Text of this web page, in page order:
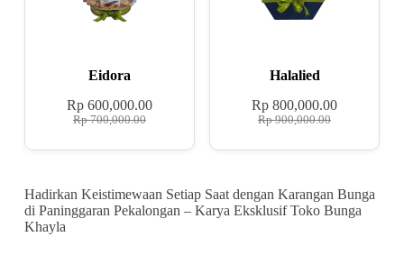
Eidora
Rp700,000.00
Rp600,000.00
Halalied
Rp900,000.00
Rp 800,000.00
Hadirkan Keistimewaan Setiap Saat dengan Karangan Bunga
di Paninggaran Pekalongan – Karya Eksklusif Toko Bunga
Khayla